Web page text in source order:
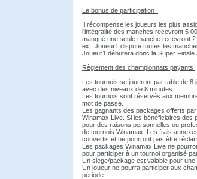
Le bonus de participation :
Il récompense les joueurs les plus
l’intégralité des manches recevront 5
manqué une seule manche recevront 2
ex : Joueur1 dispute toutes les
Joueur1 débutera donc la Super Finale
Règlement des championnats payants
Les tournois se joueront par table de
avec des niveaux de 8 minutes
Les tournois sont réservés aux
mot de passe.
Les gagnants des packages offerts par
Winamax Live. Si les bénéficiaires
pour des raisons personnelles ou
de tournois Winamax. Les frais
convertis et ne pourront pas être
Les packages Winamax Live ne
pour participer à un tournoi organisé
Un siège/package est valable pour une
Un joueur ne pourra participer aux
période.